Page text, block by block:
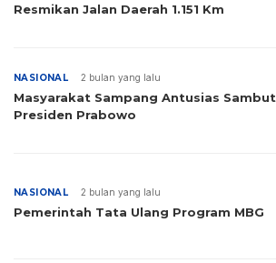
Resmikan Jalan Daerah 1.151 Km
NASIONAL 2 bulan yang lalu
Masyarakat Sampang Antusias Sambut
Presiden Prabowo
NASIONAL 2 bulan yang lalu
Pemerintah Tata Ulang Program MBG